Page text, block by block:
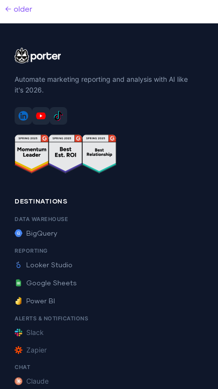
← older
Automate marketing reporting and analysis with AI like
it's 2026.
DESTINATIONS
DATA WAREHOUSE
BigQuery
REPORTING
Looker Studio
Google Sheets
Power BI
ALERTS & NOTIFICATIONS
Slack
Zapier
CHAT
Claude